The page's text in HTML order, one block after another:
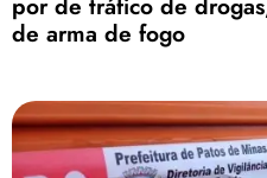
de arma de fogo